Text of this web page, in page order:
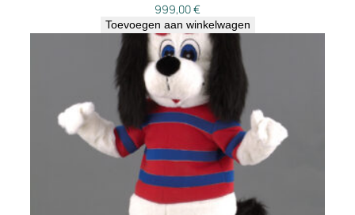
999,00€
Toevoegen aan winkelwagen